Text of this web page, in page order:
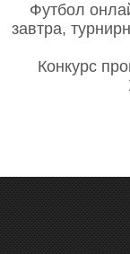
Футбол
завтра,
Конкурс